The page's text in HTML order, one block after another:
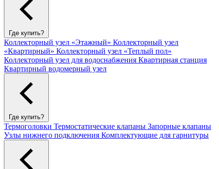
Где купить?
Коллекторный узел «Этажный» Коллекторный узел
«Квартирный» Коллекторный узел «Теплый пол»
Коллекторный узел для водоснабжения Квартирная станция
Квартирный водомерный узел
Где купить?
Термоголовки Термостатические клапаны Запорные клапаны
Узлы нижнего подключения Комплектующие для гарнитуры